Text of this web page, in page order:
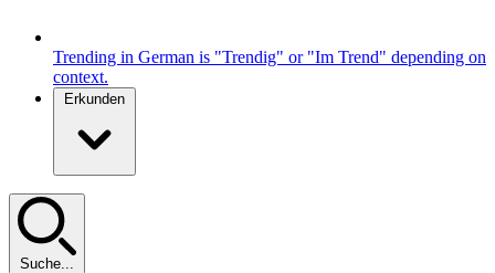
Trending in German is "Trendig" or "Im Trend" depending on
context.
Erkunden
Suche...